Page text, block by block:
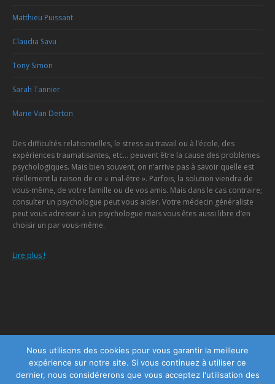
Matthieu Puissant
Claudia Savu
Tony Simon
Sarah Tannier
Marie Van Derton
Des difficultés relationnelles, le stress au travail ou à l’école, des
expériences traumatisantes, etc… peuvent être la cause des problèmes
psychologiques. Mais bien souvent, on n’arrive pas à savoir quelle est
réellement la raison de ce « mal-être ». Parfois, la solution viendra de
vous-même, de votre famille ou de vos amis. Mais dans le cas contraire;
consulter un psychologue peut vous aider. Votre médecin généraliste
peut vous adresser à un psychologue mais vous êtes aussi libre d’en
choisir un par vous-même.
Lire plus !
Menu
Copyright © 2026Centre Psychologique Namur, tous droits réservés.
Powered by Privium – Des services qui soutiennent vos soins. Pour
Nous utilisons des cookies pour vous garantir la meilleure
expérience sur notre site. Si vous continuez à utiliser ce
dernier, nous considérerons que vous acceptez l'utilisation des